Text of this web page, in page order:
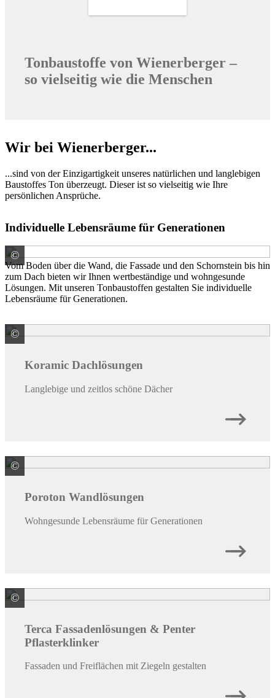
Tonbaustoffe von Wienerberger –
so vielseitig wie die Menschen
Wir bei Wienerberger...
...sind von der Einzigartigkeit unseres natürlichen und langlebigen
Baustoffes Ton überzeugt. Dieser ist so vielseitig wie Ihre
persönlichen Ansprüche.
Individuelle Lebensräume für Generationen
©
Wienerberger GmbH
Vom Boden über die Wand, die Fassade und den Schornstein bis hin
zum Dach bieten wir Ihnen wertbeständige und wohngesunde
Lösungen. Mit unseren Tonbaustoffen gestalten Sie individuelle
Lebensräume für Generationen.
© Wienerberger GmbH
Koramic Dachlösungen
Langlebige und zeitlos schöne Dächer
© Wienerberger GmbH
Poroton Wandlösungen
Wohngesunde Lebensräume für Generationen
© Wienerberger GmbH
Terca Fassadenlösungen & Penter
Pflasterklinker
Fassaden und Freiflächen mit Ziegeln gestalten